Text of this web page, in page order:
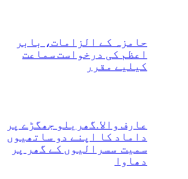
حامزہ کے الزامات، بابر
اعظم کی درخواست سماعت
کیلیے مقرر
عارف والا.گھریلو جھگڑے پر
داماد کا اپنے دو ساتھیوں
سمیت سسرالیوں کے گھر پر
دھاوا